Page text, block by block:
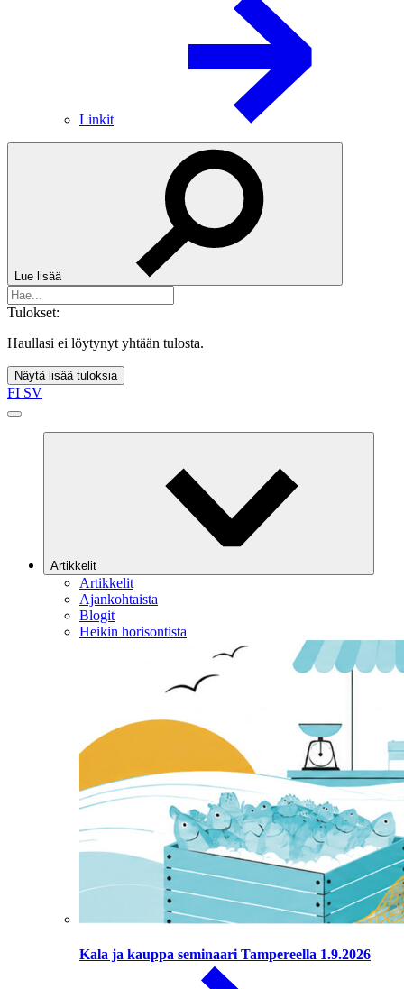
Linkit
Lue lisää
Tulokset:
Haullasi ei löytynyt yhtään tulosta.
Näytä lisää tuloksia
FI SV
Artikkelit
Artikkelit
Ajankohtaista
Blogit
Heikin horisontista
Kala ja kauppa seminaari Tampereella 1.9.2026